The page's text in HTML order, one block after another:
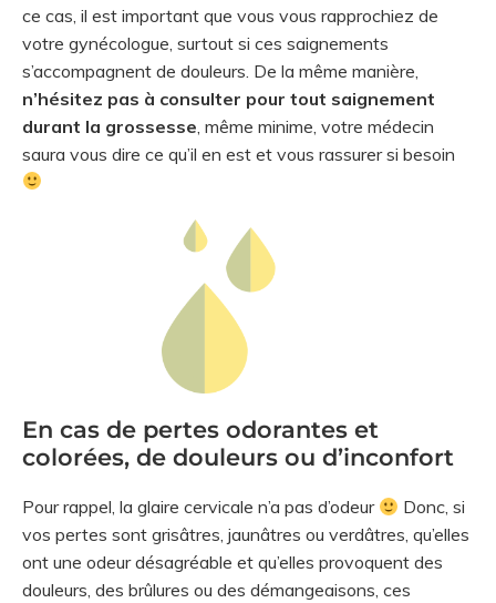
ce cas, il est important que vous vous rapprochiez de
votre gynécologue, surtout si ces saignements
s’accompagnent de douleurs. De la même manière,
n’hésitez pas à consulter pour tout saignement
durant la grossesse , même minime, votre médecin
saura vous dire ce qu’il en est et vous rassurer si besoin
En cas de pertes odorantes et
colorées, de douleurs ou d’inconfort
Pour rappel, la glaire cervicale n’a pas d’odeur
Donc, si
vos pertes sont grisâtres, jaunâtres ou verdâtres, qu’elles
ont une odeur désagréable et qu’elles provoquent des
douleurs, des brûlures ou des démangeaisons, ces